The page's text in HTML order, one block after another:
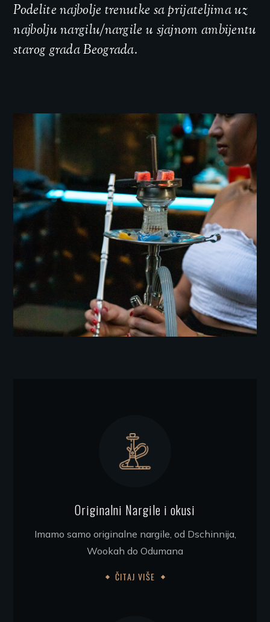
Podelite najbolje trenutke sa prijateljima uz
najbolju nargilu/nargile u sjajnom ambijentu
starog grada Beograda.
Originalni Nargile i okusi
Imamo samo originalne nargile, od Dschinnija,
Wookah do Odumana
ČITAJ VIŠE